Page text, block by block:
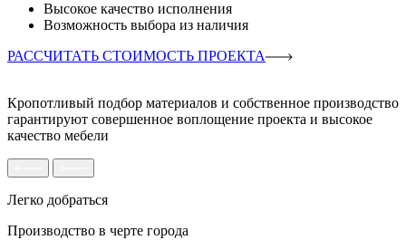
Высокое качество исполнения
Возможность выбора из наличия
РАССЧИТАТЬ СТОИМОСТЬ ПРОЕКТА
Кропотливый подбор материалов и собственное производство
гарантируют совершенное воплощение проекта и высокое
качество мебели
Легко добраться
Производство в черте города